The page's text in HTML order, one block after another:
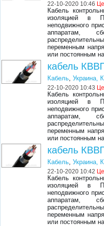
22-10-2020 10:46
Кабель
изоляцией в
неподвижного
аппаратам,
переменным
или постоянным
кабель
Кабель,Украина,
22-10-2020 10:43
Кабель
изоляцией в
неподвижного
аппаратам,
переменным
или постоянным
кабель
Кабель,Украина,
22-10-2020 10:42
Кабель
изоляцией в
неподвижного
аппаратам,
переменным
или постоянным